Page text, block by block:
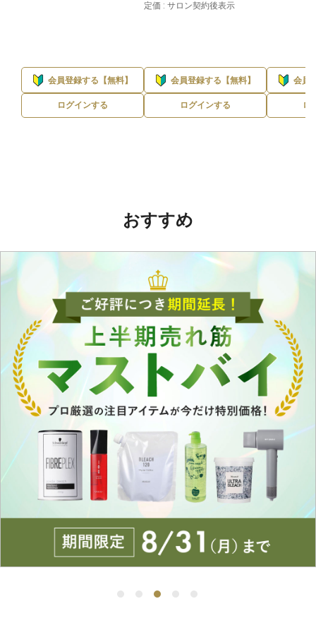
会員登録する【無料】
ログインする
定価 : サロン契約後表示
会員登録する【無料】
ログインする
会員
ロ
おすすめ